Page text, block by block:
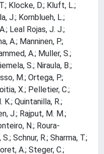
Klocke, D.; Kluft, L.;
J.; Kornblueh, L.;
Leal Rojas, J. J.;
A.; Manninen, P.;
A.; Muller, S.;
S.; Niraula, B.;
M.; Ortega, P.;
X.; Pelletier, C.;
K.; Quintanilla, R.;
J.; Rajput, M. M.;
N.; Roura-
Schnur, R.; Sharma, T.;
A.; Steger, C.;